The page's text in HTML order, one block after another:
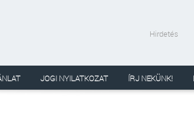
Hirdetés
JOGI NYILATKOZAT ÍRJ NEKÜNK!